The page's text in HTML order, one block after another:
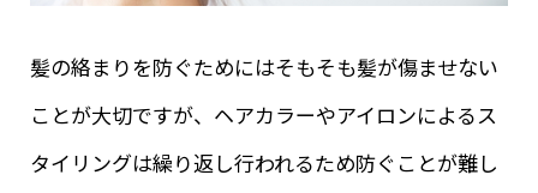
髪の絡まりを防ぐためにはそもそも髪が傷ませない
ことが大切ですが、ヘアカラーやアイロンによるス
タイリングは繰り返し行われるため防ぐことが難し